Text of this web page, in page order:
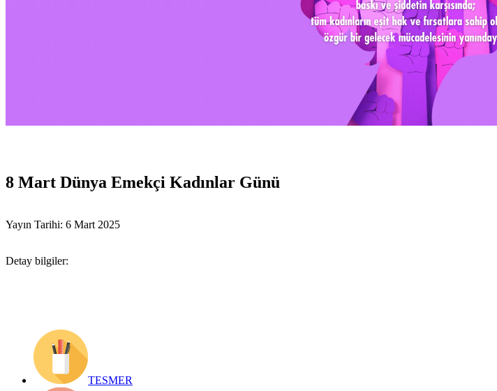
8 Mart Dünya Emekçi Kadınlar Günü
Yayın Tarihi: 6 Mart 2025
Detay bilgiler:
TESMER